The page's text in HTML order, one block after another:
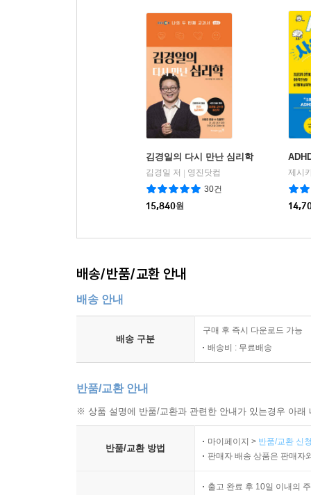
김경일의 다시 만난 심리학
김경일 저
영진닷컴
30건
15,840원
배송/반품/교환 안내
배송 안내
배송 구분
구매 후 즉시 다운로드 가능
배송비 : 무료배송
반품/교환 안내
※ 상품 설명에 반품/교환과 관련한 안내가 있는경우 아
반품/교환 방법
마이페이지 > 반품/교환 신
판매자 배송 상품은 판매자
출고 완료 후 10일 이내의